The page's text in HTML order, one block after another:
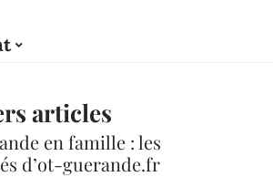
articles
en famille : les
d’ot-guerande.fr